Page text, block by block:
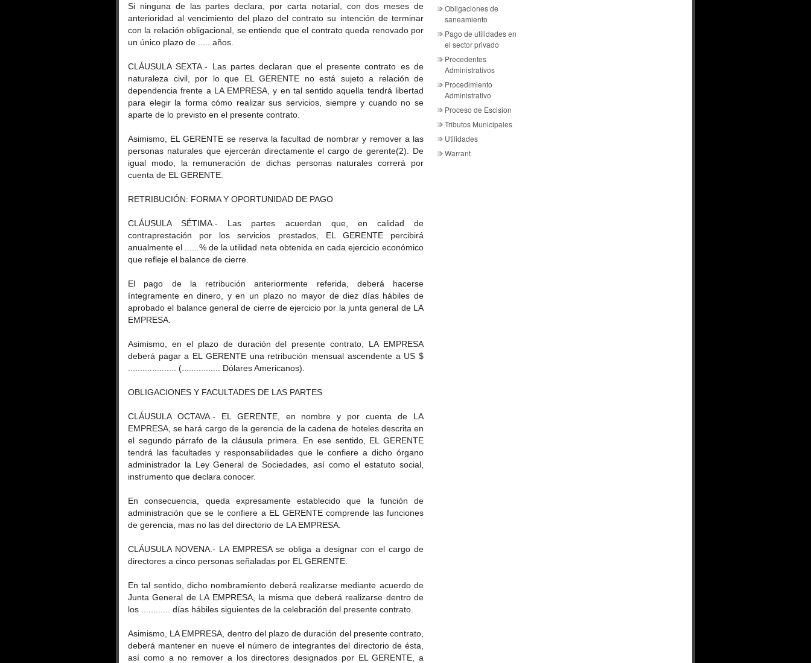
Si ninguna de las partes declara, por carta notarial, con dos meses de
anterioridad al vencimiento del plazo del contrato su intención de terminar
con la relación obligacional, se entiende que el contrato queda renovado por
un único plazo de ..... años.
CLÁUSULA SEXTA.- Las partes declaran que el presente contrato es de
naturaleza civil, por lo que EL GERENTE no está sujeto a relación de
dependencia frente a LA EMPRESA, y en tal sentido aquella tendrá libertad
para elegir la forma cómo realizar sus servicios, siempre y cuando no se
aparte de lo previsto en el presente contrato.
Asimismo, EL GERENTE se reserva la facultad de nombrar y remover a las
personas naturales que ejercerán directamente el cargo de gerente(2). De
igual modo, la remuneración de dichas personas naturales correrá por
cuenta de EL GERENTE.
RETRIBUCIÓN: FORMA Y OPORTUNIDAD DE PAGO
CLÁUSULA SÉTIMA.- Las partes acuerdan que, en calidad de
contraprestación por los servicios prestados, EL GERENTE percibirá
anualmente el ......% de la utilidad neta obtenida en cada ejercicio económico
que refleje el balance de cierre.
El pago de la retribución anteriormente referida, deberá hacerse
íntegramente en dinero, y en un plazo no mayor de diez días hábiles de
aprobado el balance general de cierre de ejercicio por la junta general de LA
EMPRESA.
Asimismo, en el plazo de duración del presente contrato, LA EMPRESA
deberá pagar a EL GERENTE una retribución mensual ascendente a US $
.................... (................ Dólares Americanos).
OBLIGACIONES Y FACULTADES DE LAS PARTES
CLÁUSULA OCTAVA.- EL GERENTE, en nombre y por cuenta de LA
EMPRESA, se hará cargo de la gerencia de la cadena de hoteles descrita en
el segundo párrafo de la cláusula primera. En ese sentido, EL GERENTE
tendrá las facultades y responsabilidades que le confiere a dicho órgano
administrador la Ley General de Sociedades, así como el estatuto social,
instrumento que declara conocer.
En consecuencia, queda expresamente establecido que la función de
administración que se le confiere a EL GERENTE comprende las funciones
de gerencia, mas no las del directorio de LA EMPRESA.
CLÁUSULA NOVENA.- LA EMPRESA se obliga a designar con el cargo de
directores a cinco personas señaladas por EL GERENTE.
En tal sentido, dicho nombramiento deberá realizarse mediante acuerdo de
Junta General de LA EMPRESA, la misma que deberá realizarse dentro de
los ............ días hábiles siguientes de la celebración del presente contrato.
Asimismo, LA EMPRESA, dentro del plazo de duración del presente contrato,
deberá mantener en nueve el número de integrantes del directorio de ésta,
así como a no remover a los directores designados por EL GERENTE, a
Obligaciones de
saneamiento
Pago de utilidades en
el sector privado
Precedentes
Administrativos
Procedimiento
Administrativo
Proceso de Escision
Tributos Municipales
Utilidades
Warrant